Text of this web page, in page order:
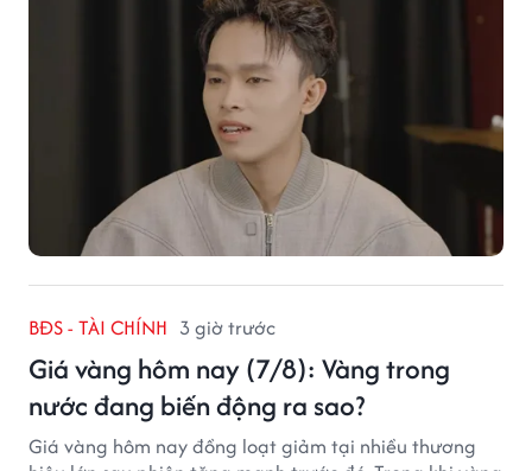
BĐS - TÀI CHÍNH 3 giờ trước
Giá vàng hôm nay (7/8): Vàng trong
nước đang biến động ra sao?
Giá vàng hôm nay đồng loạt giảm tại nhiều thương